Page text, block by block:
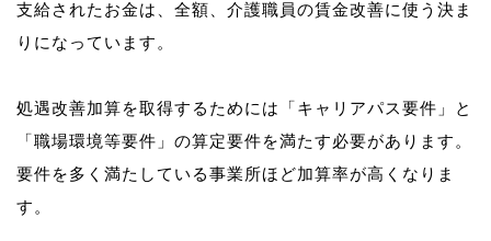
支給されたお金は、全額、介護職員の賃金改善に使う決ま
りになっています。
処遇改善加算を取得するためには「キャリアパス要件」と
「職場環境等要件」の算定要件を満たす必要があります。
要件を多く満たしている事業所ほど加算率が高くなりま
す。